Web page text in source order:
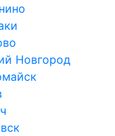
Новгород